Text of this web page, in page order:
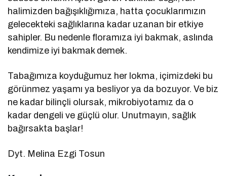
halimizden bağışıklığımıza, hatta çocuklarımızın
gelecekteki sağlıklarına kadar uzanan bir etkiye
sahipler. Bu nedenle floramıza iyi bakmak, aslında
kendimize iyi bakmak demek.
Tabağımıza koyduğumuz her lokma, içimizdeki bu
görünmez yaşamı ya besliyor ya da bozuyor. Ve biz
ne kadar bilinçli olursak, mikrobiyotamız da o
kadar dengeli ve güçlü olur. Unutmayın, sağlık
bağırsakta başlar!
Dyt. Melina Ezgi Tosun